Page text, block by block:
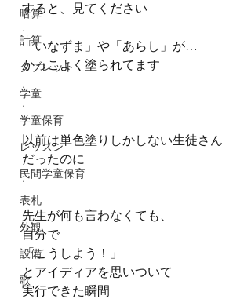
暗算
計算
タブレット
学童
学童保育
レッスン
民間学童保育
表札
外観
設備
歌
すると、見てください
.
「いなずま」や「あらし」が…
かっこよく塗られてます
.
.
.
以前は単色塗りしかしない生徒さん
だったのに
.
.
先生が何も言わなくても、
自分で
「こうしよう！」
とアイディアを思いついて
実行できた瞬間